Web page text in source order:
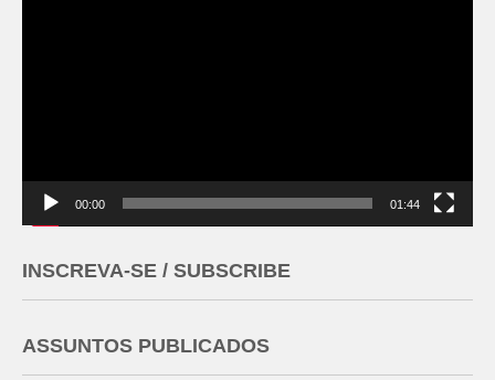
00:00 01:44
INSCREVA-SE / SUBSCRIBE
ASSUNTOS PUBLICADOS